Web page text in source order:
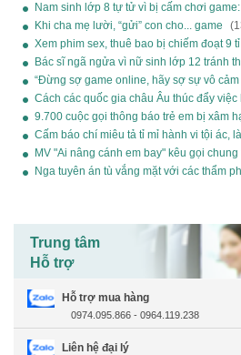
Nam sinh lớp 8 tự tử vì bị cấm chơi
(13/07/2025)
Khi cha mẹ lười, “gửi” con cho... game
Xem phim sex, thuê bao bị chiếm đoạt 9
Bác sĩ ngã ngửa vì nữ sinh lớp 12 tránh
(13/07/2025)
“Đừng sợ game online, hãy sợ sự vô
(13/07/2025)
Cách các quốc gia châu Âu thúc đẩy
(13/07/2025)
9.700 cuộc gọi thông báo trẻ em bị xâm
Cấm báo chí miêu tả tỉ mỉ hành vi tội ác,
(21/12/2025)
MV "Ai nâng cánh em bay" kêu gọi
(13/07/2025)
Nga tuyên án tù vắng mặt với các thẩm
Trung tâm
Hỗ trợ
Hỗ trợ mua hàng
0974.095.866 - 0964.119.238
Liên hệ đại lý